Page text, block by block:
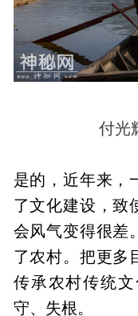
付光
是的，近年来，
了文化建设，致
会风气变得很差
了农村。把更多
传承农村传统
守、失根。